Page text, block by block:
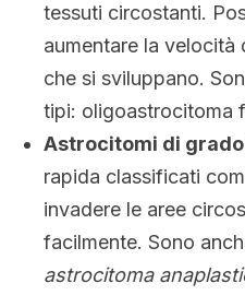
tessuti circostanti.
aumentare la velocità
che si sviluppano.
tipi: oligoastrocitoma
Astrocitomi di grado
rapida classificati
invadere le aree
facilmente. Sono
astrocitoma